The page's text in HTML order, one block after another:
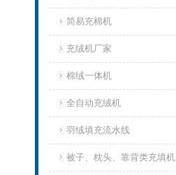
简易充棉机
充绒机厂家
棉绒一体机
全自动充绒机
羽绒填充流水线
被子、枕头、靠背类充填机